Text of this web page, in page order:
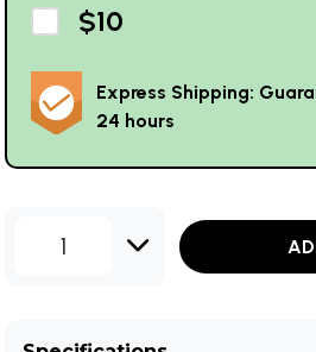
$10
Express Shipping:
24 hours
1